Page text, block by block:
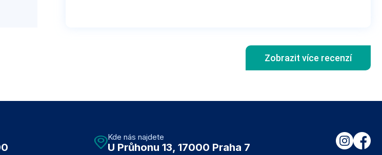
Zobrazit více recenzí
Kde nás najdete
U Průhonu 13, 17000 Praha 7